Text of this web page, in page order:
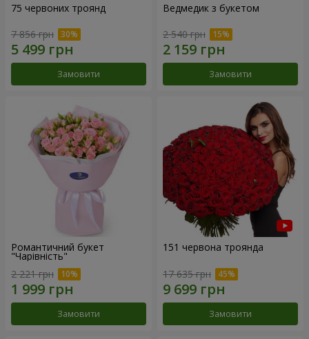
75 червоних троянд
7 856 грн
Замовити
Ведмедик з букетом
2 540 грн
Замовити
Романтичний букет
"Чарівність"
2 221 грн
Замовити
151 червона троянда
17 635 грн
Замовити